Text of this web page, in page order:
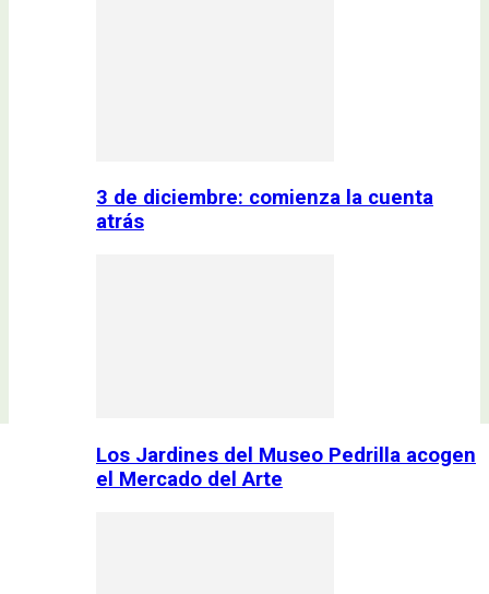
3 de diciembre: comienza la cuenta
atrás
Los Jardines del Museo Pedrilla acogen
el Mercado del Arte